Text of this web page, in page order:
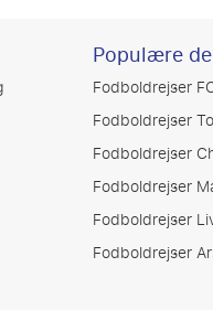
Populære
Fodboldrejser
Fodboldrejser
Fodboldrejser
Fodboldrejser
Fodboldrejser
Fodboldrejser